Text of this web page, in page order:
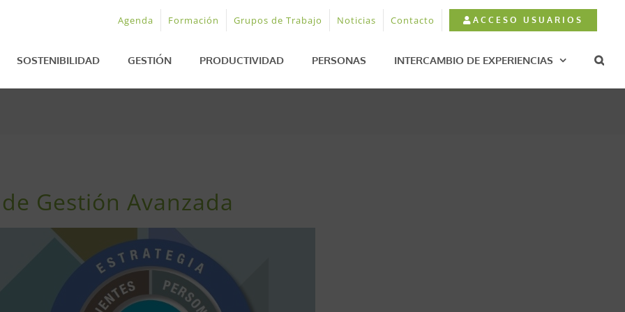
Agenda Formación Grupos de Trabajo Noticias Contacto ACCESO USUARIOS
SOSTENIBILIDAD GESTIÓN PRODUCTIVIDAD PERSONAS INTERCAMBIO DE EXPERIENCIAS
Gestión Avanzada